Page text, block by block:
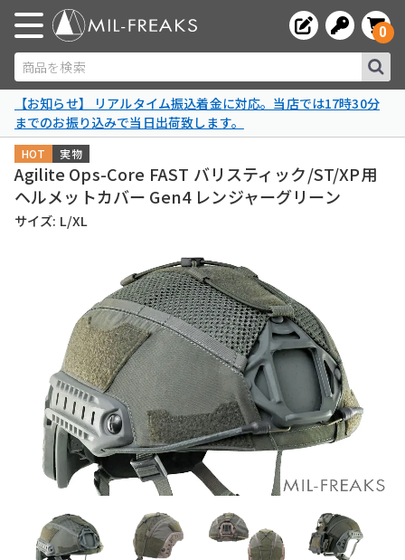
商品を検索
0
【お知らせ】 リアルタイム振込着金に対応。当店では17時30分
までのお振り込みで当日出荷致します。
実物
HOT
Agilite Ops-Core FAST バリスティック/ST/XP用
ヘルメットカバー Gen4 レンジャーグリーン
サイズ: L/XL